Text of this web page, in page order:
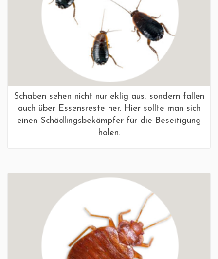
Schaben sehen nicht nur eklig aus, sondern fallen
auch über Essensreste her. Hier sollte man sich
einen Schädlingsbekämpfer für die Beseitigung
holen.